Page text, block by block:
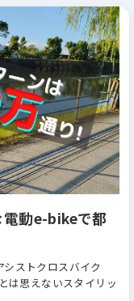
動e-bikeで都
ストクロスバイク
は思えないスタイリッ